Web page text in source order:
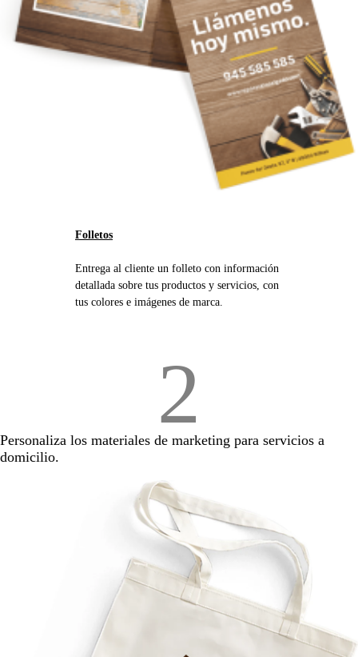
Folletos
Entrega al cliente un folleto con información
detallada sobre tus productos y servicios, con
tus colores e imágenes de marca.
2
Personaliza los materiales de marketing para servicios a
domicilio.